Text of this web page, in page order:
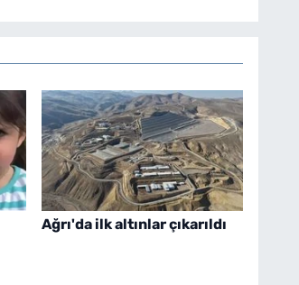
Ağrı'da ilk altınlar çıkarıldı